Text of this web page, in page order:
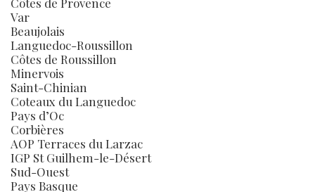
Var
Beaujolais
Languedoc-Roussillon
Côtes de Roussillon
Minervois
Saint-Chinian
Coteaux du Languedoc
Pays d’Oc
Corbières
AOP Terraces du Larzac
IGP St Guilhem-le-Désert
Sud-Ouest
Pays Basque